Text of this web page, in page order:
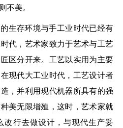
不美。
生存环境与手工业时代已经有
代，艺术家致力于艺术与工艺
区分开来。工艺以实用为主要
现代大工业时代，工艺设计者
，并利用现代机器所具有的强
美无限增殖，这时，艺术家就
改行去做设计，与现代生产妥